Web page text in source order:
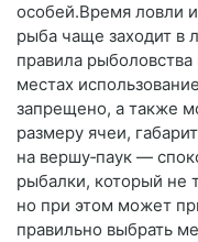
особей.Время ловли
рыба чаще заходит в
правила
местах
запрещено, а также
размеру ячеи,
на вершу‑паук —
рыбалки, который не
но при этом может
правильно выбрать